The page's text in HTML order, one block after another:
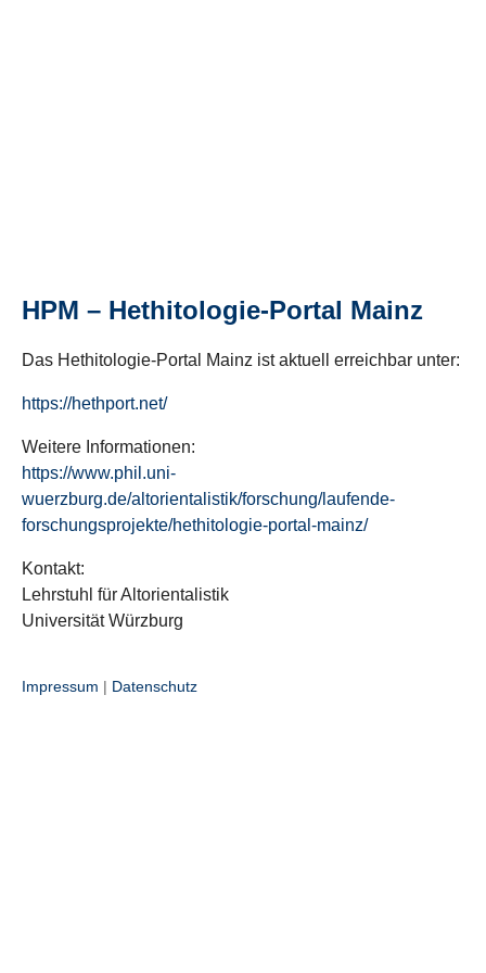
HPM – Hethitologie-Portal Mainz
Das Hethitologie-Portal Mainz ist aktuell erreichbar unter:
https://hethport.net/
Weitere Informationen:
https://www.phil.uni-
wuerzburg.de/altorientalistik/forschung/laufende-
forschungsprojekte/hethitologie-portal-mainz/
Kontakt:
Lehrstuhl für Altorientalistik
Universität Würzburg
Impressum | Datenschutz